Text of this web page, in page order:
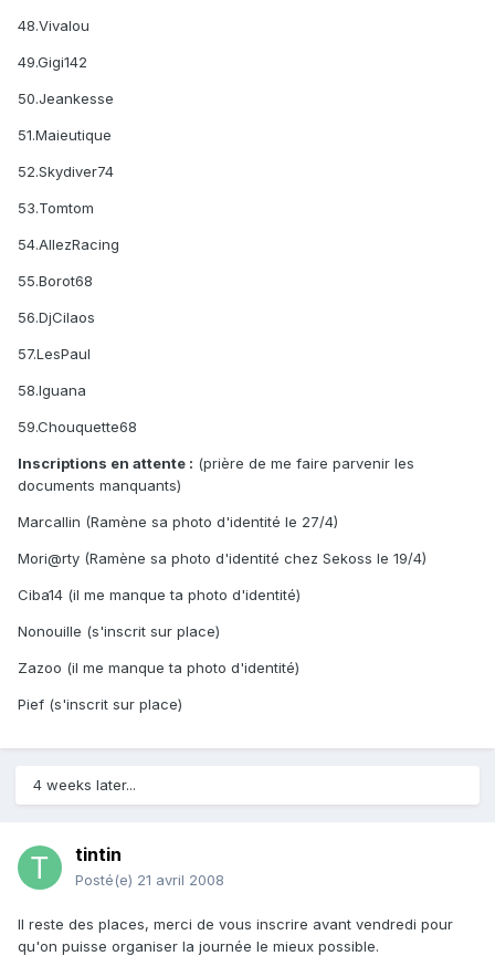
48.Vivalou
49.Gigi142
50.Jeankesse
51.Maieutique
52.Skydiver74
53.Tomtom
54.AllezRacing
55.Borot68
56.DjCilaos
57.LesPaul
58.Iguana
59.Chouquette68
Inscriptions en attente : (prière de me faire parvenir les
documents manquants)
Marcallin (Ramène sa photo d'identité le 27/4)
Mori@rty (Ramène sa photo d'identité chez Sekoss le 19/4)
Ciba14 (il me manque ta photo d'identité)
Nonouille (s'inscrit sur place)
Zazoo (il me manque ta photo d'identité)
Pief (s'inscrit sur place)
4 weeks later...
tintin
Posté(e) 21 avril 2008
Il reste des places, merci de vous inscrire avant vendredi pour
qu'on puisse organiser la journée le mieux possible.